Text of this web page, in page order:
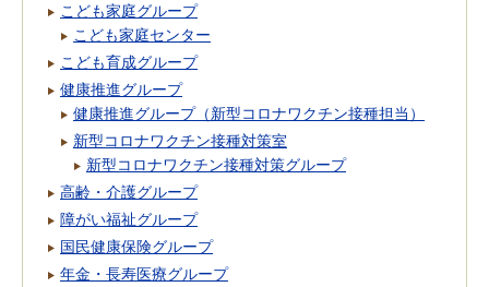
こども家庭グループ
こども家庭センター
こども育成グループ
健康推進グループ
健康推進グループ（新型コロナワクチン接種担当）
新型コロナワクチン接種対策室
新型コロナワクチン接種対策グループ
高齢・介護グループ
障がい福祉グループ
国民健康保険グループ
年金・長寿医療グループ